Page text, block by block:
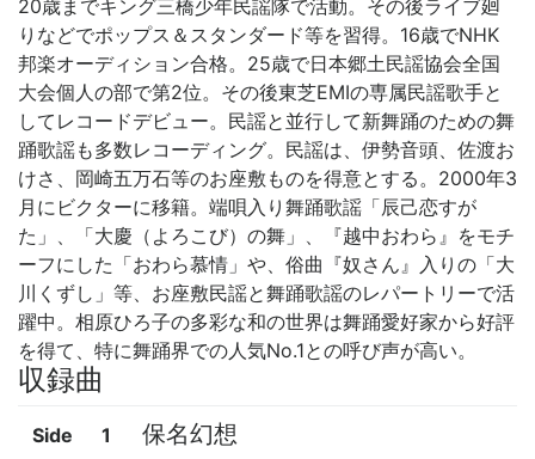
20歳までキング三橋少年民謡隊で活動。その後ライブ廻
りなどでポップス＆スタンダード等を習得。16歳でNHK
邦楽オーディション合格。25歳で日本郷土民謡協会全国
大会個人の部で第2位。その後東芝EMIの専属民謡歌手と
してレコードデビュー。民謡と並行して新舞踊のための舞
踊歌謡も多数レコーディング。民謡は、伊勢音頭、佐渡お
けさ、岡崎五万石等のお座敷ものを得意とする。2000年3
月にビクターに移籍。端唄入り舞踊歌謡「辰己恋すが
た」、「大慶（よろこび）の舞」、『越中おわら』をモチ
ーフにした「おわら慕情」や、俗曲『奴さん』入りの「大
川くずし」等、お座敷民謡と舞踊歌謡のレパートリーで活
躍中。相原ひろ子の多彩な和の世界は舞踊愛好家から好評
を得て、特に舞踊界での人気No.1との呼び声が高い。
収録曲
Side
1 保名幻想